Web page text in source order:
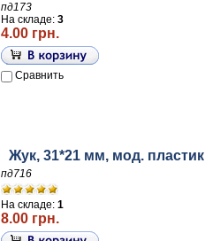
пд173
На складе: 3
4.00 грн.
Сравнить
Жук, 31*21 мм, мод. пластик
пд716
На складе: 1
8.00 грн.